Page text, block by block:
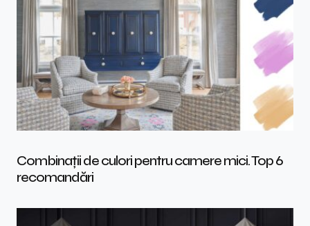
Combinații de culori pentru camere mici. Top 6
recomandări